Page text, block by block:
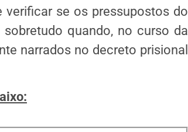
verificar se os pressupostos do
quando, no curso da
narrados no decreto prisional